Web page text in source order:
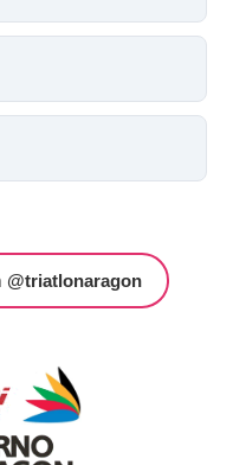
@triatlonaragon